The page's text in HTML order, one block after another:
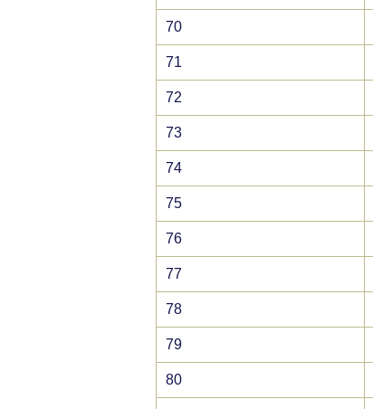
70
71
72
73
74
75
76
77
78
79
80